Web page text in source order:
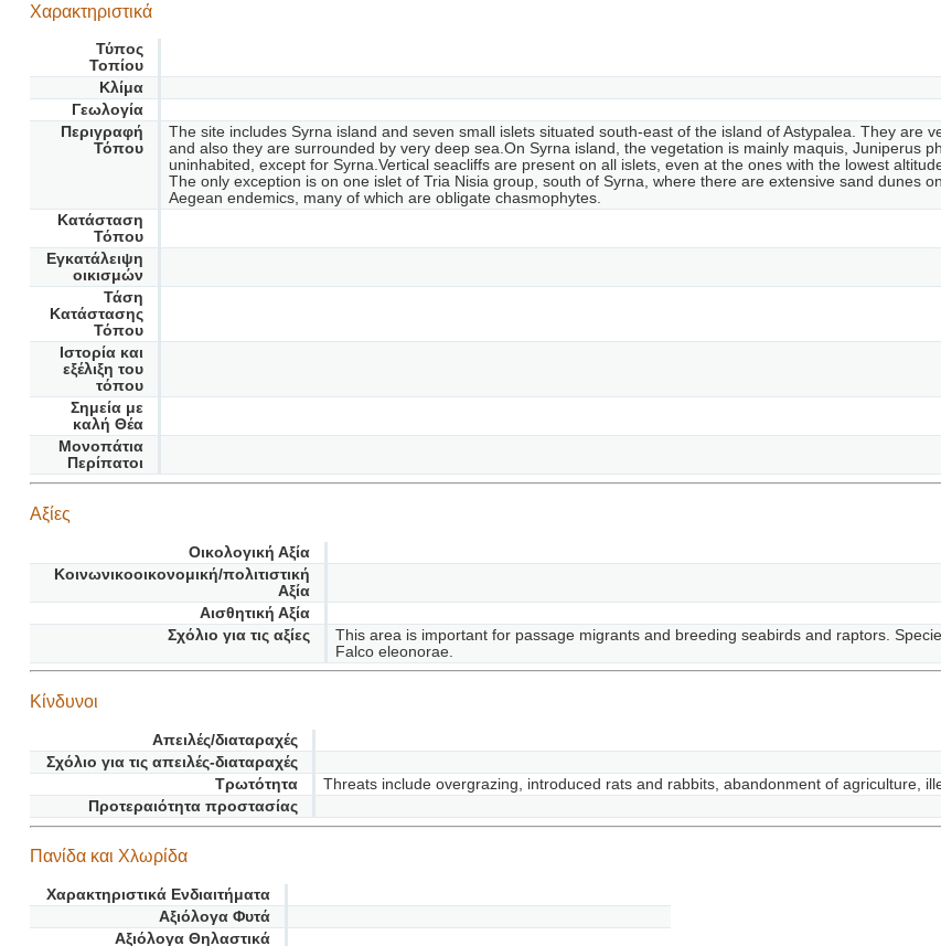
Χαρακτηριστικά
Τύπος
Τοπίου
Κλίμα
Γεωλογία
Περιγραφή
Τόπου
The site includes Syrna island and seven small islets situated south-east of the island of Astypalea. They are
and also they are surrounded by very deep sea.On Syrna island, the vegetation is mainly maquis, Juniperus
uninhabited, except for Syrna.Vertical seacliffs are present on all islets, even at the ones with the lowest
The only exception is on one islet of Tria Nisia group, south of Syrna, where there are extensive sand dunes
Aegean endemics, many of which are obligate chasmophytes.
Κατάσταση
Τόπου
Εγκατάλειψη
οικισμών
Τάση
Κατάστασης
Τόπου
Ιστορία και
εξέλιξη του
τόπου
Σημεία με
καλή Θέα
Μονοπάτια
Περίπατοι
Αξίες
Οικολογική Αξία
Κοινωνικοοικονομική/πολιτιστική
Αξία
Αισθητική Αξία
Σχόλιο για τις αξίες
This area is important for passage migrants and breeding seabirds and raptors.
Falco eleonorae.
Κίνδυνοι
Απειλές/διαταραχές
Σχόλιο για τις απειλές-διαταραχές
Τρωτότητα
Threats include overgrazing, introduced rats and rabbits, abandonment of agriculture,
Προτεραιότητα προστασίας
Πανίδα και Χλωρίδα
Χαρακτηριστικά Ενδιαιτήματα
Αξιόλογα Φυτά
Αξιόλογα Θηλαστικά